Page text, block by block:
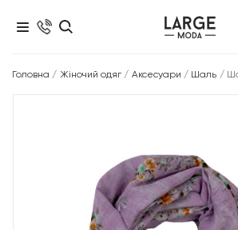
Головна / Жіночий одяг / Аксесуари / Шаль /